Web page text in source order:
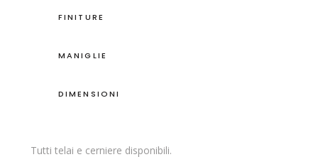
FINITURE
MANIGLIE
DIMENSIONI
Tutti telai e cerniere disponibili.